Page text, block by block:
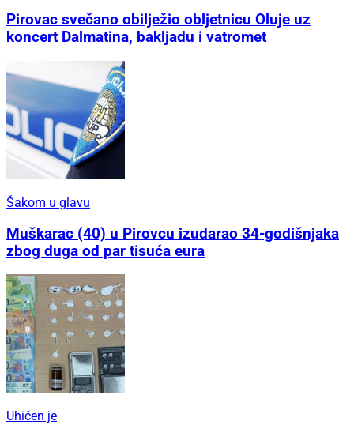
Pirovac svečano obilježio obljetnicu Oluje uz
koncert Dalmatina, bakljadu i vatromet
Šakom u glavu
Muškarac (40) u Pirovcu izudarao 34-godišnjaka
zbog duga od par tisuća eura
Uhićen je